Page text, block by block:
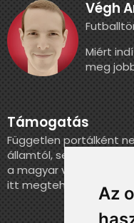
Az
Végh
Miért
meg
Támogatás
Független portálként
államtól, sem más
a magyar válogatott
itt megteheted.